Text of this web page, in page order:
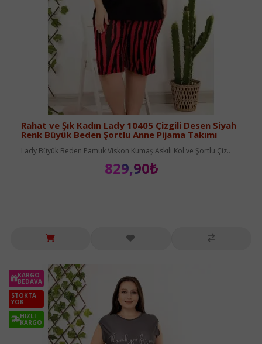
Rahat ve Şık Kadın Lady 10405 Çizgili Desen Siyah
Renk Büyük Beden Şortlu Anne Pijama Takımı
Lady Büyük Beden Pamuk Viskon Kumaş Askılı Kol ve Şortlu Çiz..
829,90₺
KARGO
BEDAVA
STOKTA
YOK
HIZLI
KARGO